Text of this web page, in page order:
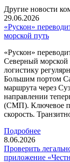
Другие новости
29.06.2026
«Рускон»
морской путь
«Рускон»
Северный морской
логистику
Большим портом
маршрута через
направлении
(СМП). Ключевое
скорость.
Подробнее
8.06.2026
Проверить
приложение